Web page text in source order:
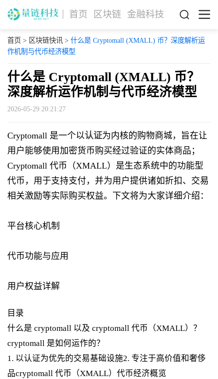
首页 区块链 金融科技
首页 > 区块链快讯> 什么是 Cryptomall (XMALL) 币？深度解析运
作机制与代币经济模型
什么是 Cryptomall (XMALL) 币？
深度解析运作机制与代币经济模型
2026-05-29 20:21:27
Cryptomall 是一个以认证为内核的购物商城，旨在让
用户能够使用加密货币购买经过验证的实体商品；
Cryptomall 代币（XMALL）是生态系统中的功能型
代币，用于支持支付，并为用户提供诸如折扣、交易
相关激励等实际购买权益。下文将为大家详细介绍：
平台核心机制
代币功能与应用
用户权益详解
目录
什么是 cryptomall 以及 cryptomall 代币（XMALL）？
cryptomall 是如何运作的？
1. 以认证为优先的交易基础设施2. 专注于高价值和奢侈
品cryptomall 代币（XMALL）代币经济概览